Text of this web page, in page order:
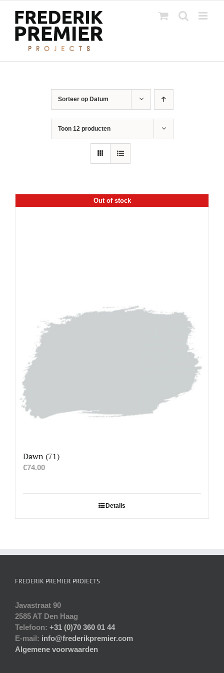
inhoud
Sorteer op Datum
Toon 12 producten
Out of stock
Dawn (71)
€74.00
Details
FREDERIK PREMIER PROJECTS
Javastraat 90
2585 AT Den Haag
Telefoon: +31 (0)70 360 01 44
E-mail: info@frederikpremier.com
Algemene voorwaarden